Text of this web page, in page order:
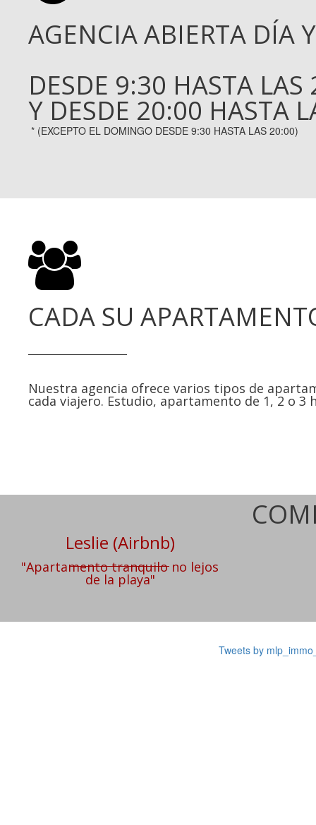
AGENCIA ABIERTA DÍA
DESDE 9:30 HASTA
Y DESDE 20:00 HASTA
* (EXCEPTO EL DOMINGO DESDE 9:30 HASTA LAS 20:00)
CADA SU
Nuestra agencia ofrece varios tipos de
cada viajero. Estudio, apartamento de 1, 2 o 3
Leslie (Airbnb)
"Apartamento tranquilo no lejos
de la playa"
Tweets by